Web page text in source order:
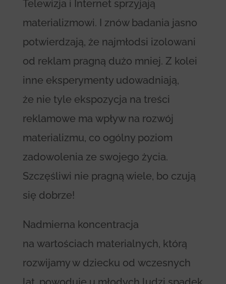
Telewizja i Internet sprzyjają
materializmowi. I znów badania jasno
potwierdzają, że najmłodsi izolowani
od reklam pragną dużo mniej. Z kolei
inne eksperymenty udowadniają,
że nie tyle ekspozycja na treści
reklamowe ma wpływ na rozwój
materializmu, co ogólny poziom
zadowolenia ze swojego życia.
Szczęśliwi nie pragną wiele, bo czują
się dobrze!
Nadmierna koncentracja
na wartościach materialnych, którą
rozwijamy w dziecku od wczesnych